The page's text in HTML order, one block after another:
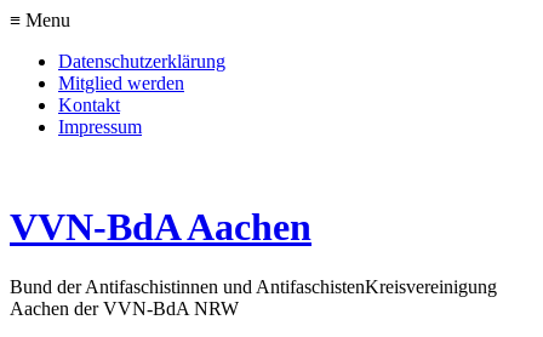
≡ Menu
Datenschutzerklärung
Mitglied werden
Kontakt
Impressum
VVN-BdA Aachen
Bund der Antifaschistinnen und AntifaschistenKreisvereinigung
Aachen der VVN-BdA NRW